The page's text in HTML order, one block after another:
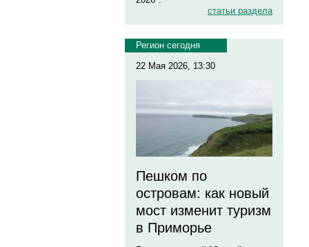
статьи раздела
Регион сегодня
22 Мая 2026, 13:30
Пешком по
островам: как новый
мост изменит туризм
в Приморье